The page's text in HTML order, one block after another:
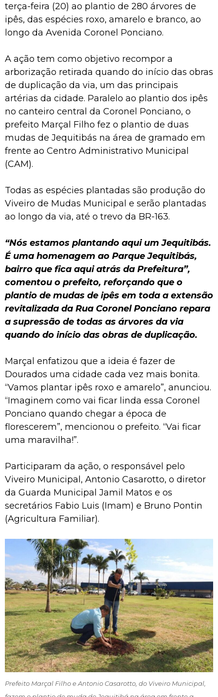
terça-feira (20) ao plantio de 280 árvores de
ipês, das espécies roxo, amarelo e branco, ao
longo da Avenida Coronel Ponciano.
A ação tem como objetivo recompor a
arborização retirada quando do início das obras
de duplicação da via, um das principais
artérias da cidade. Paralelo ao plantio dos ipês
no canteiro central da Coronel Ponciano, o
prefeito Marçal Filho fez o plantio de duas
mudas de Jequitibás na área de gramado em
frente ao Centro Administrativo Municipal
(CAM).
Todas as espécies plantadas são produção do
Viveiro de Mudas Municipal e serão plantadas
ao longo da via, até o trevo da BR-163.
“Nós estamos plantando aqui um Jequitibás.
É uma homenagem ao Parque Jequitibás,
bairro que fica aqui atrás da Prefeitura”,
comentou o prefeito, reforçando que o
plantio de mudas de ipês em toda a extensão
revitalizada da Rua Coronel Ponciano repara
a supressão de todas as árvores da via
quando do início das obras de duplicação.
Marçal enfatizou que a ideia é fazer de
Dourados uma cidade cada vez mais bonita.
“Vamos plantar ipês roxo e amarelo”, anunciou.
“Imaginem como vai ficar linda essa Coronel
Ponciano quando chegar a época de
florescerem”, mencionou o prefeito. “Vai ficar
uma maravilha!”.
Participaram da ação, o responsável pelo
Viveiro Municipal, Antonio Casarotto, o diretor
da Guarda Municipal Jamil Matos e os
secretários Fabio Luis (Imam) e Bruno Pontin
(Agricultura Familiar).
Prefeito Marçal Filho e Antonio Casarotto, do Viveiro Municipal,